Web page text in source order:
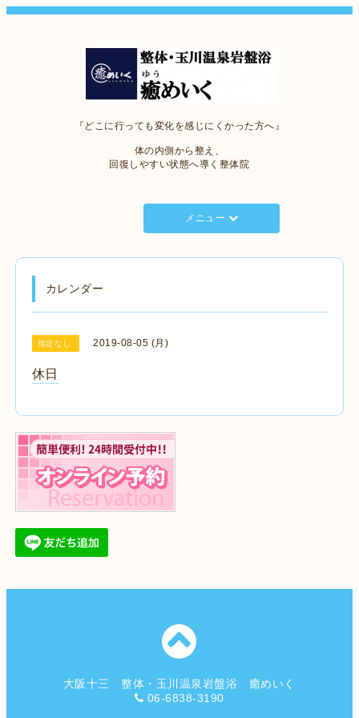
『どこに行っても変化を感じにくかった方へ』
体の内側から整え、
回復しやすい状態へ導く整体院
メニュー
カレンダー
指定なし 2019-08-05 (月)
休日
大阪十三 整体・玉川温泉岩盤浴 癒めいく
06-6838-3190